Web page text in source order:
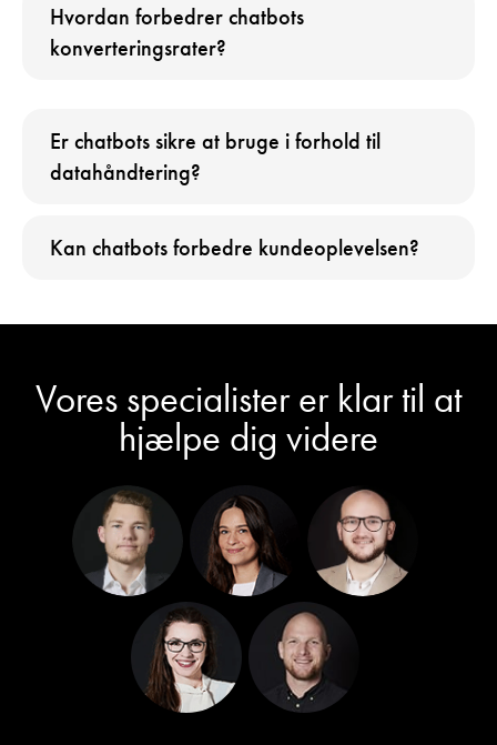
Hvordan forbedrer chatbots
konverteringsrater?
Er chatbots sikre at bruge i forhold til
datahåndtering?
Kan chatbots forbedre kundeoplevelsen?
Vores specialister er klar til at
hjælpe dig videre